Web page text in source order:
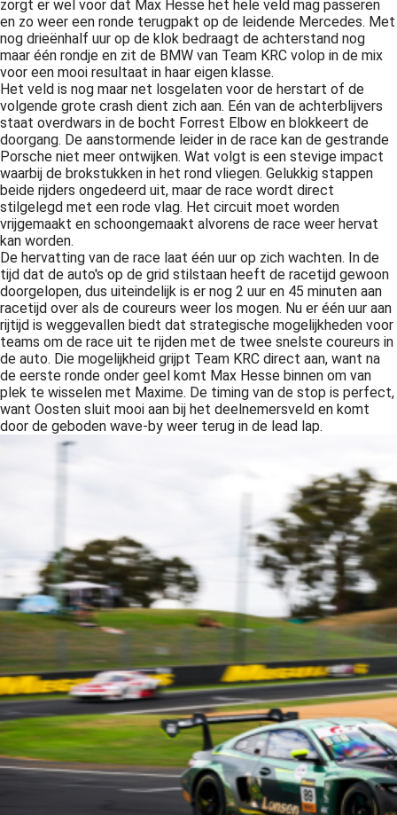
zorgt er wel voor dat Max Hesse het hele veld mag passeren
en zo weer een ronde terugpakt op de leidende Mercedes. Met
nog drieënhalf uur op de klok bedraagt de achterstand nog
maar één rondje en zit de BMW van Team KRC volop in de mix
voor een mooi resultaat in haar eigen klasse.
Het veld is nog maar net losgelaten voor de herstart of de
volgende grote crash dient zich aan. Eén van de achterblijvers
staat overdwars in de bocht Forrest Elbow en blokkeert de
doorgang. De aanstormende leider in de race kan de gestrande
Porsche niet meer ontwijken. Wat volgt is een stevige impact
waarbij de brokstukken in het rond vliegen. Gelukkig stappen
beide rijders ongedeerd uit, maar de race wordt direct
stilgelegd met een rode vlag. Het circuit moet worden
vrijgemaakt en schoongemaakt alvorens de race weer hervat
kan worden.
De hervatting van de race laat één uur op zich wachten. In de
tijd dat de auto's op de grid stilstaan heeft de racetijd gewoon
doorgelopen, dus uiteindelijk is er nog 2 uur en 45 minuten aan
racetijd over als de coureurs weer los mogen. Nu er één uur aan
rijtijd is weggevallen biedt dat strategische mogelijkheden voor
teams om de race uit te rijden met de twee snelste coureurs in
de auto. Die mogelijkheid grijpt Team KRC direct aan, want na
de eerste ronde onder geel komt Max Hesse binnen om van
plek te wisselen met Maxime. De timing van de stop is perfect,
want Oosten sluit mooi aan bij het deelnemersveld en komt
door de geboden wave-by weer terug in de lead lap.